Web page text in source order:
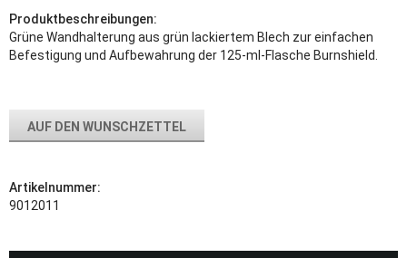
Produktbeschreibungen:
Grüne Wandhalterung aus grün lackiertem Blech zur einfachen
Befestigung und Aufbewahrung der 125-ml-Flasche Burnshield.
AUF DEN WUNSCHZETTEL
Artikelnummer:
9012011